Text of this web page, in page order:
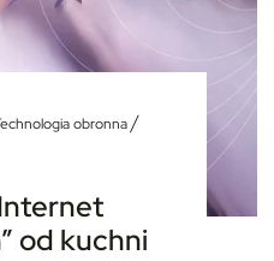
obronna/
od kuchni